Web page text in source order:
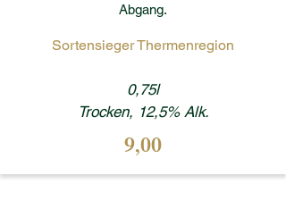
Abgang.
Sortensieger Thermenregion
0,75l
Trocken, 12,5% Alk.
9,00